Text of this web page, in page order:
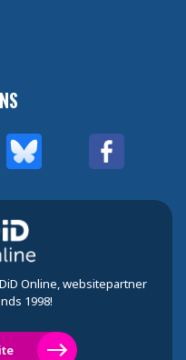
Online, websitepartner
1998!